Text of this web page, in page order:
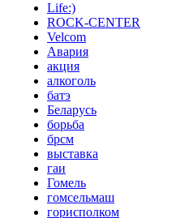
Life:)
ROCK-CENTER
Velcom
Авария
акция
алкоголь
батэ
Беларусь
борьба
брсм
выставка
гаи
Гомель
гомсельмаш
горисполком